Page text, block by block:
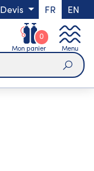
Devis FR EN
Mon panier
0
Menu